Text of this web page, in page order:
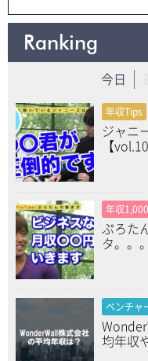
Ranking
今日
年収Tips
ジャニ
【
年収
ぷろた
タ。。
ベンチャ
均年収